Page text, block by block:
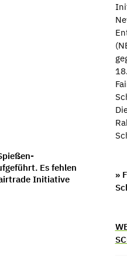
Es fehlen
Initiative
»